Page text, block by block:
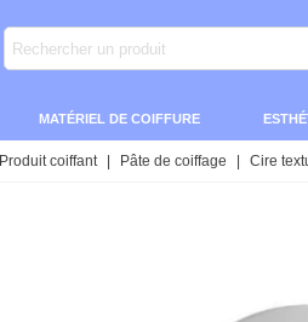
MATÉRIEL DE COIFFURE
Produit coiffant Pâte de coiffage Cire